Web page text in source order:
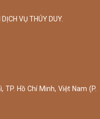
VỤ THÚY DUY.
Hồ Chí Minh, Việt Nam (P.